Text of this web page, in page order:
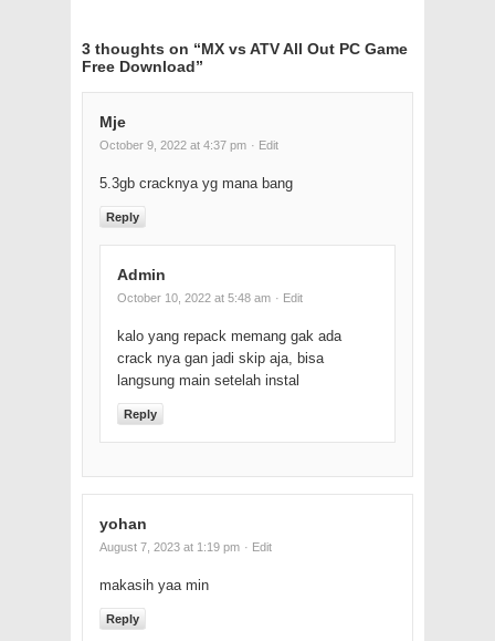
3 thoughts on “MX vs ATV All Out PC Game
Free Download”
Mje
October 9, 2022 at 4:37 pm · Edit
5.3gb cracknya yg mana bang
Reply
Admin
October 10, 2022 at 5:48 am · Edit
kalo yang repack memang gak ada
crack nya gan jadi skip aja, bisa
langsung main setelah instal
Reply
yohan
August 7, 2023 at 1:19 pm · Edit
makasih yaa min
Reply